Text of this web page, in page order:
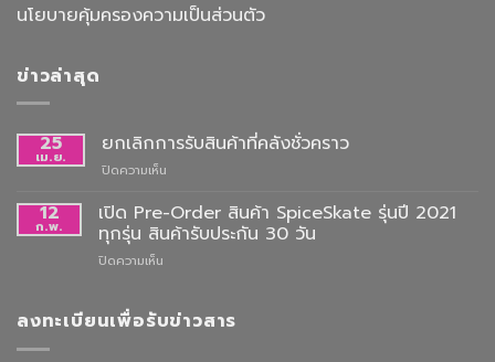
นโยบายคุ้มครองความเป็นส่วนตัว
ข่าวล่าสุด
25
เม.ย.
ยกเลิกการรับสินค้าที่คลังชั่วคราว
ปิดความเห็น
การ
รับ
สินค้า
12
ก.พ.
เปิด Pre-Order สินค้า SpiceSkate รุ่นปี 2021
ทุกรุ่น สินค้ารับประกัน 30 วัน
ปิดความเห็น
Order
ลงทะเบียนเพื่อรับข่าวสาร